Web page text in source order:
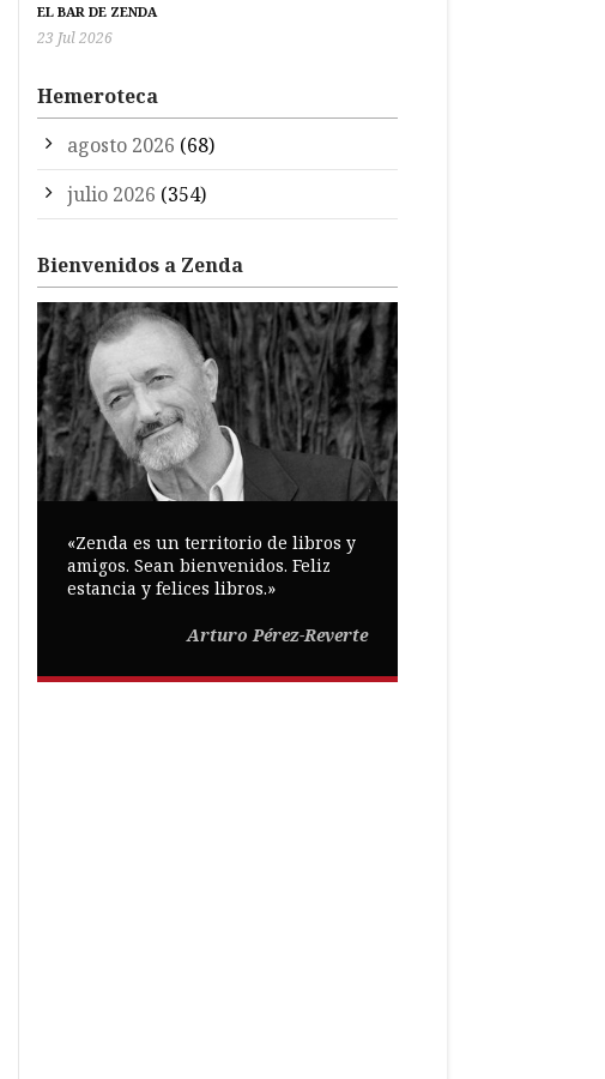
EL BAR DE ZENDA
23 Jul 2026
Hemeroteca
agosto 2026 (68)
julio 2026 (354)
Bienvenidos a Zenda
«Zenda es un territorio de libros y
amigos. Sean bienvenidos. Feliz
estancia y felices libros.»
Arturo Pérez-Reverte